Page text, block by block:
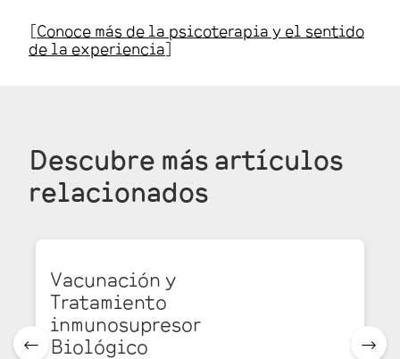
[Conoce más de la psicoterapia y el sentido
de la experiencia]
Descubre más artículos
relacionados
🠀
Vacunación y
Tratamiento
inmunosupresor
Biológico
🠂